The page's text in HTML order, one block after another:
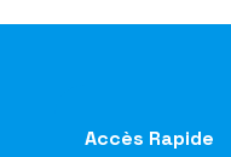
Accès Rapide